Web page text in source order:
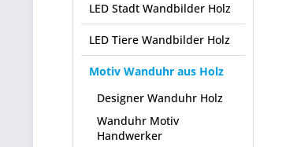
LED Stadt Wandbilder Holz
LED Tiere Wandbilder Holz
Motiv Wanduhr aus Holz
Designer Wanduhr Holz
Wanduhr Motiv
Handwerker